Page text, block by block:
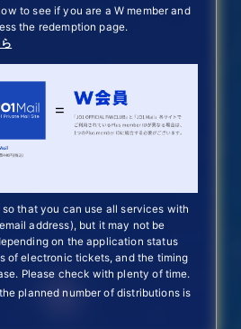
to see if you are a W member and
the redemption page.
that you can use all services with
address), but it may not be
on the application status
of electronic tickets, and the timing
Please check with plenty of time.
planned number of distributions is